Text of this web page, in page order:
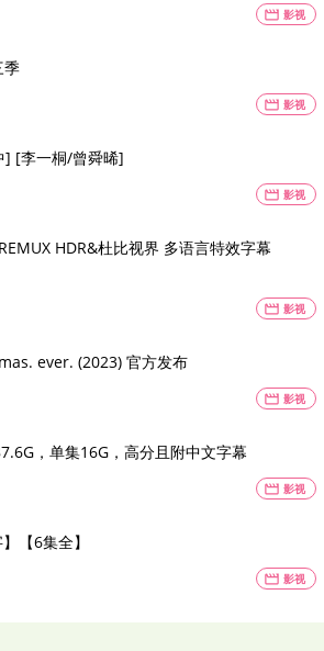
movie 影视
面三季
movie 影视
] [4K高码率] [内嵌简中] [李一桐/曾舜晞]
movie 影视
HDR&杜比视界 多语言特效字幕
movie 影视
ever. (2023) 官方发布
movie 影视
，单集16G，高分且附中文字幕
movie 影视
【6集全】
movie 影视